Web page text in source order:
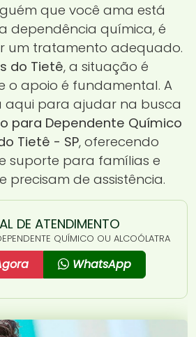
que você ama está
dependência química, é
um tratamento adequado.
do Tietê, a situação é
o apoio é fundamental. A
aqui para ajudar na busca
para Dependente Químico
Tietê - SP, oferecendo
suporte para famílias e
precisam de assistência.
DE ATENDIMENTO
QUÍMICO OU ALCOÓLATRA
WhatsApp